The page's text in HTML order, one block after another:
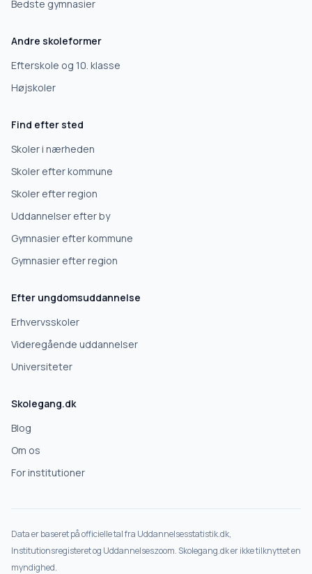
Bedste gymnasier
Andre skoleformer
Efterskole og 10. klasse
Højskoler
Find efter sted
Skoler i nærheden
Skoler efter kommune
Skoler efter region
Uddannelser efter by
Gymnasier efter kommune
Gymnasier efter region
Efter ungdomsuddannelse
Erhvervsskoler
Videregående uddannelser
Universiteter
Skolegang.dk
Blog
Om os
For institutioner
Data er baseret på officielle tal fra Uddannelsesstatistik.dk,
Institutionsregisteret og Uddannelseszoom. Skolegang.dk er ikke tilknyttet en
myndighed.